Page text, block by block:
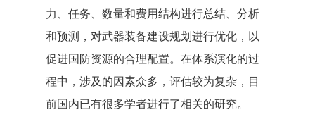
力、任务、数量和费用结构进行总结、分析
和预测，对武器装备建设规划进行优化，以
促进国防资源的合理配置。在体系演化的过
程中，涉及的因素众多，评估较为复杂，目
前国内已有很多学者进行了相关的研究。